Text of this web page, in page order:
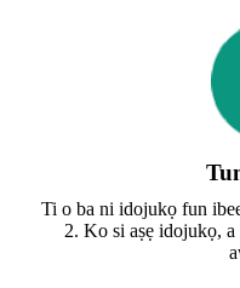
Ti o ba ni idojukọ fun
2. Ko si aṣẹ idojukọ,